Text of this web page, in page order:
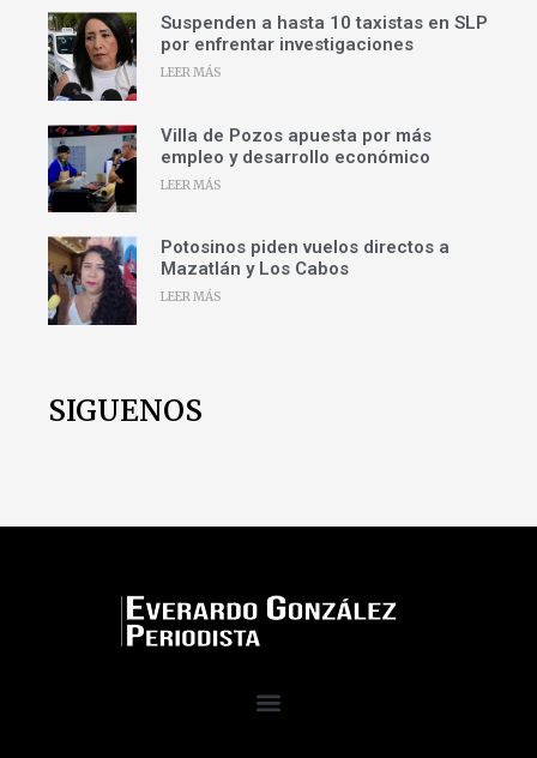
Suspenden a hasta 10 taxistas en SLP
por enfrentar investigaciones
LEER MÁS
Villa de Pozos apuesta por más
empleo y desarrollo económico
LEER MÁS
Potosinos piden vuelos directos a
Mazatlán y Los Cabos
LEER MÁS
SIGUENOS